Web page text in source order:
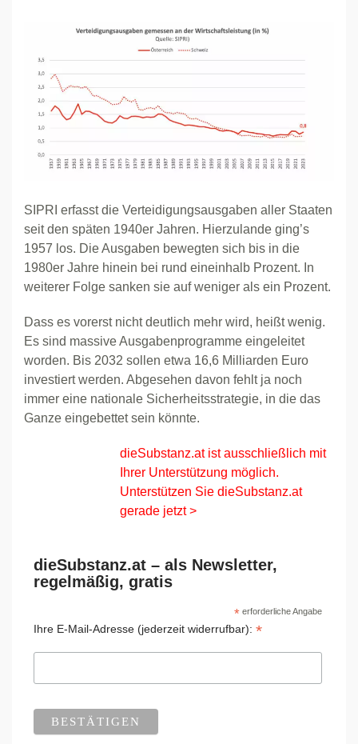
SIPRI erfasst die Verteidigungsausgaben aller Staaten
seit den späten 1940er Jahren. Hierzulande ging’s
1957 los. Die Ausgaben bewegten sich bis in die
1980er Jahre hinein bei rund eineinhalb Prozent. In
weiterer Folge sanken sie auf weniger als ein Prozent.
Dass es vorerst nicht deutlich mehr wird, heißt wenig.
Es sind massive Ausgabenprogramme eingeleitet
worden. Bis 2032 sollen etwa 16,6 Milliarden Euro
investiert werden. Abgesehen davon fehlt ja noch
immer eine nationale Sicherheitsstrategie, in die das
Ganze eingebettet sein könnte.
dieSubstanz.at ist ausschließlich mit
Ihrer Unterstützung möglich.
Unterstützen Sie dieSubstanz.at
gerade jetzt >
dieSubstanz.at – als Newsletter,
regelmäßig, gratis
*erforderliche Angabe
Ihre E-Mail-Adresse (jederzeit widerrufbar): *